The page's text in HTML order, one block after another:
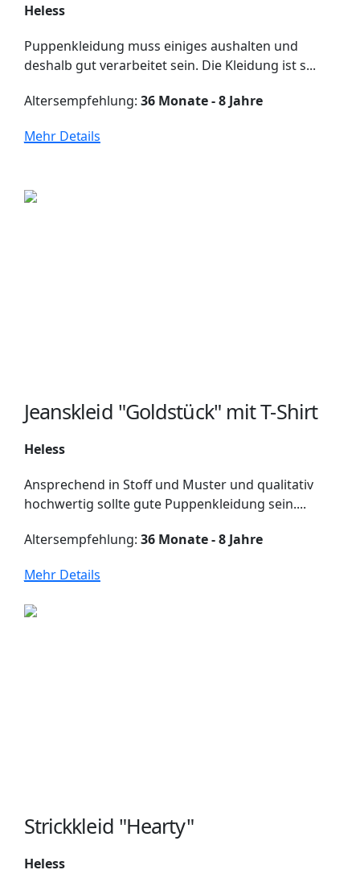
Heless
Puppenkleidung muss einiges aushalten und
deshalb gut verarbeitet sein. Die Kleidung ist s...
Altersempfehlung: 36 Monate - 8 Jahre
Mehr Details
Jeanskleid "Goldstück" mit T-Shirt
Heless
Ansprechend in Stoff und Muster und qualitativ
hochwertig sollte gute Puppenkleidung sein....
Altersempfehlung: 36 Monate - 8 Jahre
Mehr Details
Strickkleid "Hearty"
Heless